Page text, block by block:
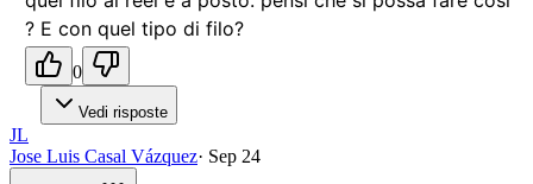
? E con quel tipo di filo?
0
Vedi risposte
JL
Jose Luis Casal Vázquez· Sep 24